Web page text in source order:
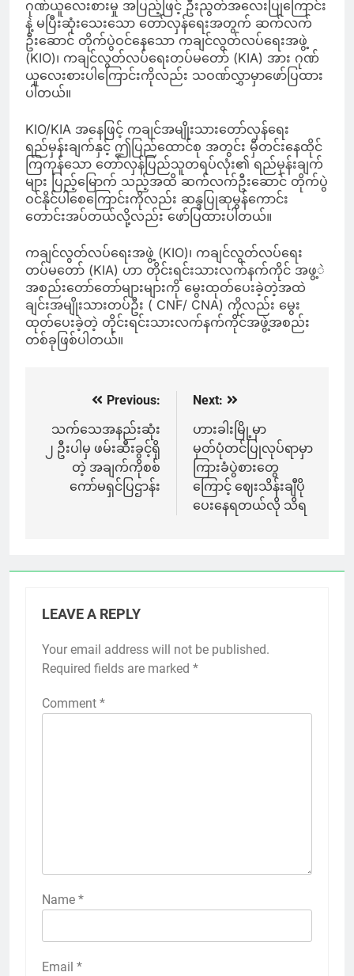
ဂုဏ်ယူလေးစားမှု အပြည့်ဖြင့် ဦးညွတ်အလေးပြုကြောင်း
နဲ့ မပြီးဆုံးသေးသော တော်လှန်ရေးအတွက် ဆက်လက်
ဦးဆောင် တိုက်ပွဲဝင်နေသော ကချင်လွတ်လပ်ရေးအဖွဲ့
(KIO)၊ ကချင်လွတ်လပ်ရေးတပ်မတော် (KIA) အား ဂုဏ်
ယူလေးစားပါကြောင်းကိုလည်း သဝဏ်လွှာမှာဖော်ပြထား
ပါတယ်။
KIO/KIA အနေဖြင့် ကချင်အမျိုးသားတော်လှန်ရေး
ရည်မှန်းချက်နှင့် ဤပြည်ထောင်စု အတွင်း မှီတင်းနေထိုင်
ကြကုန်သော တော်လှန်ပြည်သူတရပ်လုံး၏ ရည်မှန်းချက်
များ ပြည့်မြောက် သည့်အထိ ဆက်လက်ဦးဆောင် တိုက်ပွဲ
ဝင်နိုင်ပါစေကြောင်းကိုလည်း ဆန္ဒပြုဆုမွန်ကောင်း
တောင်းအပ်တယ်လို့လည်း ဖော်ပြထားပါတယ်။
ကချင်လွတ်လပ်ရေးအဖွဲ့ (KIO)၊ ကချင်လွတ်လပ်ရေး
တပ်မတော် (KIA) ဟာ တိုင်းရင်းသားလက်နက်ကိုင် အဖွ့ဲ
အစည်းတော်တော်များများကို မွေးထုတ်ပေးခဲ့တဲ့အထဲ
ချင်းအမျိုးသားတပ်ဦး ( CNF/ CNA) ကိုလည်း မွေး
ထုတ်ပေးခဲ့တဲ့ တိုင်းရင်းသားလက်နက်ကိုင်အဖွဲ့အစည်း
တစ်ခုဖြစ်ပါတယ်။
navigation
Previous:
သက်သေအနည်းဆုံး
၂ ဦးပါမှ ဖမ်းဆီးခွင့်ရှိ
တဲ့ အချက်ကိုစစ်
ကော်မရှင်ပြဌာန်း
Next:
ဟားခါးမြို့မှာ
မှတ်ပုံတင်ပြုလုပ်ရာမှာ
ကြားခံပွဲစားတွေ
ကြောင့် ဈေးသိန်းချီပို
ပေးနေရတယ်လို သိရ
LEAVE A REPLY
Your email address will not be published.
Required fields are marked *
Comment *
Name *
Email *